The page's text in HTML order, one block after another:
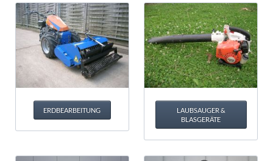
ERDBEARBEITUNG
LAUBSAUGER &
BLASGERÄTE